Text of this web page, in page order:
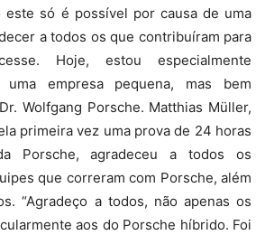
este só é possível por causa de uma
a todos os que contribuíram para
Hoje, estou especialmente
uma empresa pequena, mas bem
Wolfgang Porsche. Matthias Müller,
primeira vez uma prova de 24 horas
Porsche, agradeceu a todos os
que correram com Porsche, além
“Agradeço a todos, não apenas os
aos do Porsche híbrido. Foi